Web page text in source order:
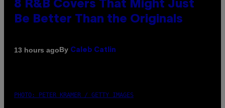
8 R&B Covers That Might Just
Be Better Than the Originals
13 hours agoBy Caleb Catlin
PHOTO: PETER KRAMER / GETTY IMAGES